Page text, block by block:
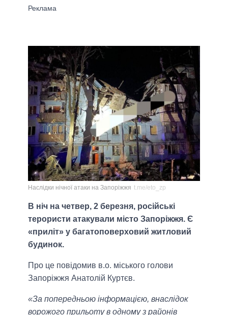
Наслідки нічної атаки на Запоріжжя t.me/eto_zp
В ніч на четвер, 2 березня, російські
терористи атакували місто Запоріжжя. Є
«приліт» у багатоповерховий житловий
будинок.
Про це повідомив в.о. міського голови
Запоріжжя Анатолій Куртєв.
«За попередньою інформацією, внаслідок
ворожого прильоту в одному з районів